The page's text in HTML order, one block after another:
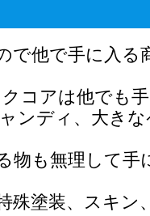
で他で手に入る
コアは他でも
ンディ、大き
物も無理して手
殊塗装、スキン